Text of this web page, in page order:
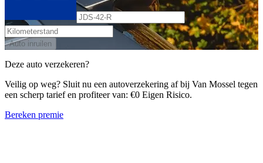
Auto inruilen
Deze auto verzekeren?
Veilig op weg? Sluit nu een autoverzekering af bij Van Mossel tegen
een scherp tarief en profiteer van: €0 Eigen Risico.
Bereken premie